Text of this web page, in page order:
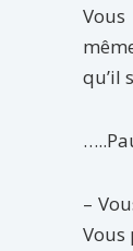
qu’il
–
Vous